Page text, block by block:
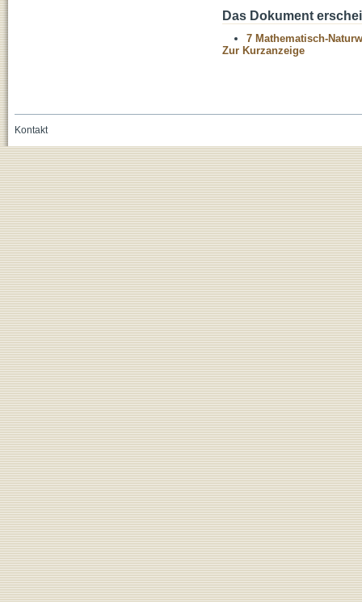
Das Dokument
7 Mathematisch-
Zur Kurzanzeige
Kontakt